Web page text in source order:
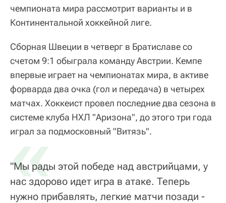
чемпионата мира рассмотрит варианты и в
Континентальной хоккейной лиге.
Сборная Швеции в четверг в Братиславе со
счетом 9:1 обыграла команду Австрии. Кемпе
впервые играет на чемпионатах мира, в активе
форварда два очка (гол и передача) в четырех
матчах. Хоккеист провел последние два сезона в
системе клуба НХЛ "Аризона", до этого три года
играл за подмосковный "Витязь".
«
"Мы рады этой победе над австрийцами, у
нас здорово идет игра в атаке. Теперь
нужно прибавлять, легкие матчи позади -